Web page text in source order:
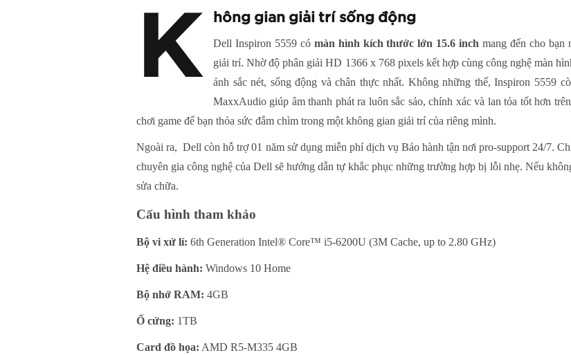
K hông gian giải trí sống động
Dell Inspiron 5559 có màn hình kích thước lớn 15.6 inch mang đến cho bạn
giải trí. Nhờ độ phân giải HD 1366 x 768 pixels kết hợp cùng công nghệ màn
ảnh sắc nét, sống động và chân thực nhất. Không những thế, Inspiron 5559
MaxxAudio giúp âm thanh phát ra luôn sắc sảo, chính xác và lan tỏa tốt hơn
chơi game để bạn thỏa sức đắm chìm trong một không gian giải trí của riêng mình.
Ngoài ra, Dell còn hỗ trợ 01 năm sử dụng miễn phí dịch vụ Bảo hành tận nơi pro-support 24/7.
chuyên gia công nghệ của Dell sẽ hướng dẫn tự khắc phục những trường hợp bị lỗi nhẹ. Nếu
sửa chữa.
Cấu hình tham khảo
Bộ vi xử lí: 6th Generation Intel® Core™ i5-6200U (3M Cache, up to 2.80 GHz)
Hệ điều hành: Windows 10 Home
Bộ nhớ RAM: 4GB
Ổ cứng: 1TB
Card đồ họa: AMD R5-M335 4GB